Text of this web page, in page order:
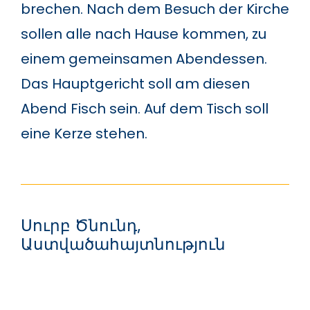
brechen. Nach dem Besuch der Kirche
sollen alle nach Hause kommen, zu
einem gemeinsamen Abendessen.
Das Hauptgericht soll am diesen
Abend Fisch sein. Auf dem Tisch soll
eine Kerze stehen.
Սուրբ Ծնունդ,
Աստվածահայտնություն